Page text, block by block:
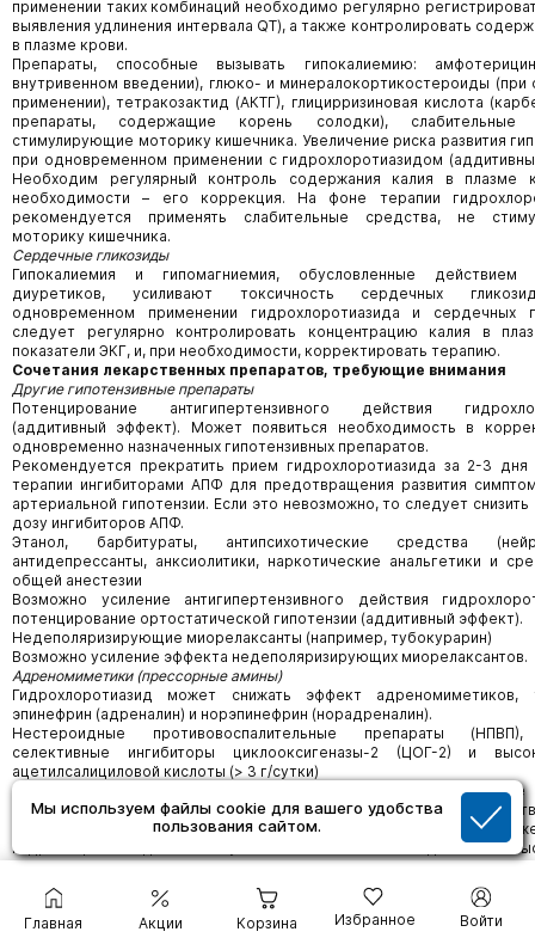
Мы используем файлы cookie для вашего удобства
пользования сайтом.
Главная Акции Корзина Избранное Войти
применении таких комбинаций необходимо регулярно
выявления удлинения интервала QT), а также контролировать
в плазме крови.
Препараты, способные вызывать гипокалиемию:
внутривенном введении), глюко- и минералокортикостероиды (при
применении), тетракозактид (АКТГ), глицирризиновая кислота
препараты, содержащие корень солодки), слабительные
стимулирующие моторику кишечника. Увеличение риска развития
при одновременном применении с гидрохлоротиазидом
Необходим регулярный контроль содержания калия в плазме
необходимости – его коррекция. На фоне терапии
рекомендуется применять слабительные средства, не
моторику кишечника.
Сердечные гликозиды
Гипокалиемия и гипомагниемия, обусловленные действием
диуретиков, усиливают токсичность сердечных
одновременном применении гидрохлоротиазида и сердечных
следует регулярно контролировать концентрацию калия в
показатели ЭКГ, и, при необходимости, корректировать терапию.
Сочетания лекарственных препаратов, требующие внимания
Другие гипотензивные препараты
Потенцирование антигипертензивного действия
(аддитивный эффект). Может появиться необходимость в
одновременно назначенных гипотензивных препаратов.
Рекомендуется прекратить прием гидрохлоротиазида за 2-3 дня
терапии ингибиторами АПФ для предотвращения развития
артериальной гипотензии. Если это невозможно, то следует
дозу ингибиторов АПФ.
Этанол, барбитураты, антипсихотические средства
антидепрессанты, анксиолитики, наркотические анальгетики и
общей анестезии
Возможно усиление антигипертензивного действия
потенцирование ортостатической гипотензии (аддитивный эффект).
Недеполяризирующие миорелаксанты (например, тубокурарин)
Возможно усиление эффекта недеполяризирующих миорелаксантов.
Адреномиметики (прессорные амины)
Гидрохлоротиазид может снижать эффект адреномиметиков,
эпинефрин (адреналин) и норэпинефрин (норадреналин).
Нестероидные противовоспалительные препараты
селективные ингибиторы циклооксигеназы-2 (ЦОГ-2) и
ацетилсалициловой кислоты (> 3 г/сутки)
НПВП могут снижать диуретическое и антигипертензивное
гидрохлоротиазида. При одновременном применении
развития острой почечной недостаточности вследствие
Гидрохлоротиазид может усиливать токсическое действие
салицилатов на центральную нервную систему.
Гипогликемические средства для приема внутрь и инсулин
Тиазидные диуретики влияют на толерантность к глюкозе
гипергликемии) и снижают эффективность гипогликемических